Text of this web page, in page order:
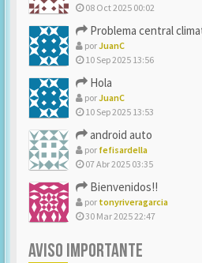
08 Oct 2025 00:02
Problema central
porJuanC
10 Sep 2025 13:56
Hola
porJuanC
10 Sep 2025 13:53
android auto
por fefisardella
07 Abr 2025 03:35
Bienvenidos!!
por tonyriveragarcia
30 Mar 2025 22:47
AVISO IMPORTANTE